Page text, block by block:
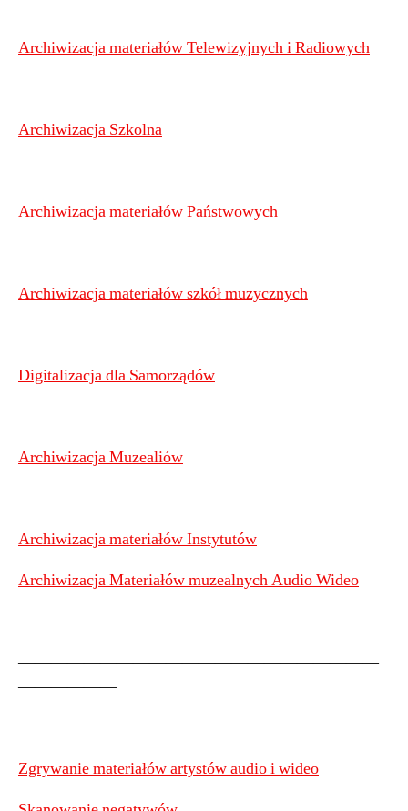
Archiwizacja materiałów Telewizyjnych i Radiowych
Archiwizacja Szkolna
Archiwizacja materiałów Państwowych
Archiwizacja materiałów szkół muzycznych
Digitalizacja dla Samorządów
Archiwizacja Muzealiów
Archiwizacja materiałów Instytutów
Archiwizacja Materiałów muzealnych Audio Wideo
——————————————————————
——————
Zgrywanie materiałów artystów audio i wideo